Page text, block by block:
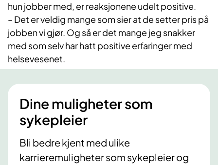
hun jobber med, er reaksjonene udelt positive.
– Det er veldig mange som sier at de setter pris på
jobben vi gjør. Og så er det mange jeg snakker
med som selv har hatt positive erfaringer med
helsevesenet.
Dine muligheter som
sykepleier
Bli bedre kjent med ulike
karrieremuligheter som sykepleier og